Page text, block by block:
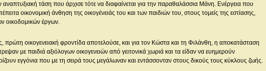
τάση που άρχισε τότε να διαφαίνεται για την παραθαλάσσια Μάνη. Ενέργεια που
οικονομική άνθηση της οικογένειάς του και των παιδιών του, στους τομείς της εστίασης,
οικοδομικών έργων.
πρώτη οικογενειακή φροντίδα αποτελούσε, και για τον Κώστα και τη Φιλάνθη, η αποκατάσταση
με παιδιά αξιόλογων οικογενειών από γειτονικά χωριά και τα είδαν να ευημερούν
εγγόνια που με τη σειρά τους μεγάλωναν και εντάσσονταν στους δικούς τους κύκλους ζωής.